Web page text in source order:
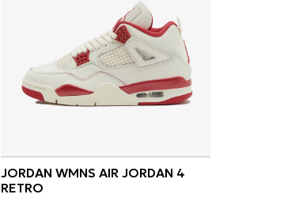
JORDAN WMNS AIR JORDAN 4
RETRO